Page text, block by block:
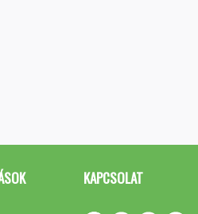
KAPCSOLAT